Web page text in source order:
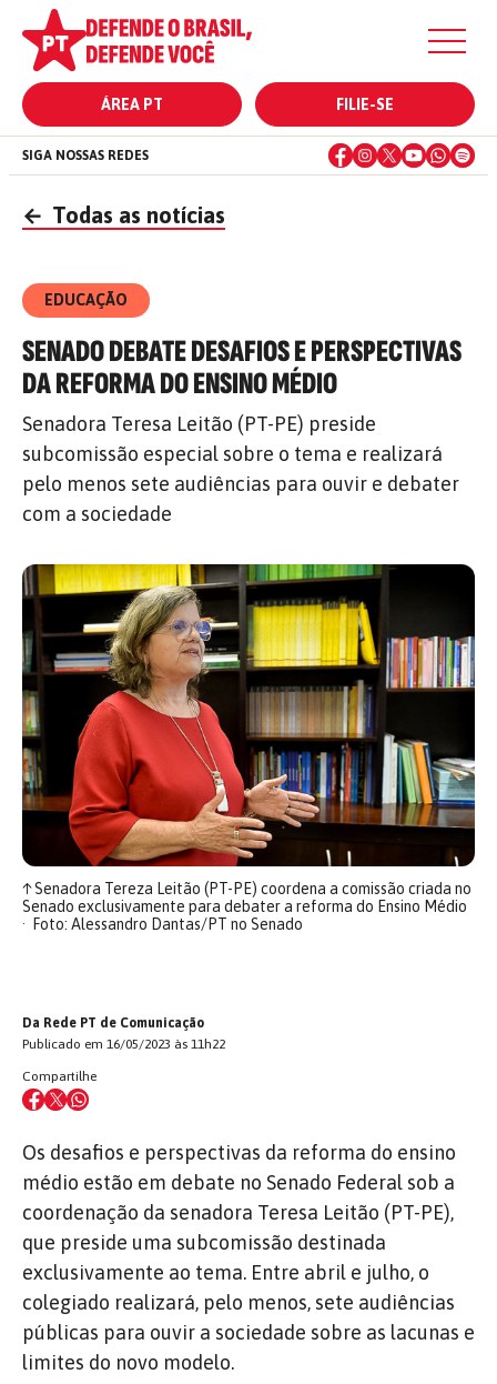
ÁREA PT FILIE-SE
SIGA NOSSAS REDES
← Todas as notícias
EDUCAÇÃO
SENADO DEBATE DESAFIOS E PERSPECTIVAS
DA REFORMA DO ENSINO MÉDIO
Senadora Teresa Leitão (PT-PE) preside
subcomissão especial sobre o tema e realizará
pelo menos sete audiências para ouvir e debater
com a sociedade
↑Senadora Tereza Leitão (PT-PE) coordena a comissão criada no
Senado exclusivamente para debater a reforma do Ensino Médio
Foto: Alessandro Dantas/PT no Senado
Da Rede PT de Comunicação
Publicado em 16/05/2023 às 11h22
Compartilhe
Os desafios e perspectivas da reforma do ensino
médio estão em debate no Senado Federal sob a
coordenação da senadora Teresa Leitão (PT-PE),
que preside uma subcomissão destinada
exclusivamente ao tema. Entre abril e julho, o
colegiado realizará, pelo menos, sete audiências
públicas para ouvir a sociedade sobre as lacunas e
limites do novo modelo.